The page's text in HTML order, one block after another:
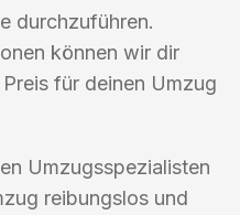
durchzuführen.
können wir dir
für deinen Umzug
Umzugsspezialisten
reibungslos und